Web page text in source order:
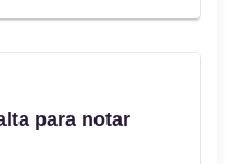
para notar